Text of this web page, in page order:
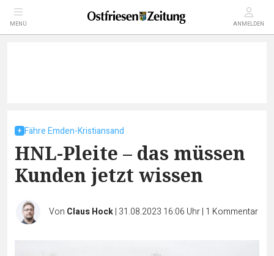
MENÜ ANMELDEN
Fähre Emden-Kristiansand
HNL-Pleite – das müssen
Kunden jetzt wissen
Von Claus Hock| 31.08.2023 16:06 Uhr| 1 Kommentar